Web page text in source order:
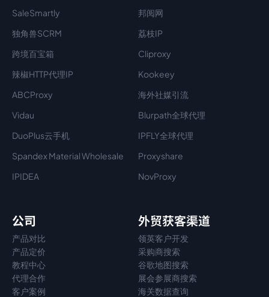
SaleSmartly
邦阅网
独角兽SCRM
荔枝IP
跨境百宝箱
Cliproxy
辣椒HTTP代理IP
Kookeey
ABCProxy
海外社媒引流
Vidau
Blurpath全球代理
DuoPlus云手机
IPFLY全球代理
Spandex Material Wholesale​
Proxyshare
IPIDEA
NovProxy
公司
产品对比
产品定价
教程中心
代理合作
客户案例
外贸获客渠道
领英客户开发
采购商搜索
谷歌地图搜索
展会参展商搜索
海关数据查询